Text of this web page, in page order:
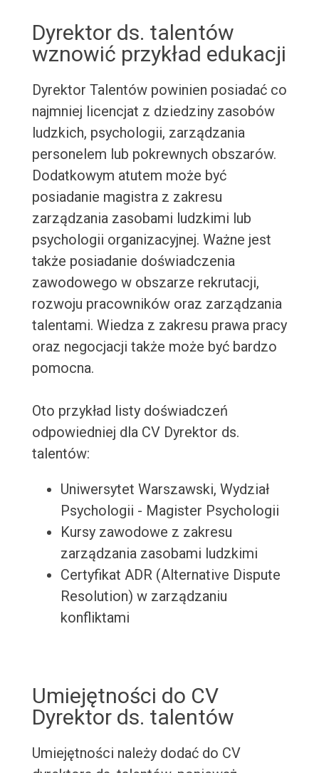
Dyrektor ds. talentów
wznowić przykład edukacji
Dyrektor Talentów powinien posiadać co
najmniej licencjat z dziedziny zasobów
ludzkich, psychologii, zarządzania
personelem lub pokrewnych obszarów.
Dodatkowym atutem może być
posiadanie magistra z zakresu
zarządzania zasobami ludzkimi lub
psychologii organizacyjnej. Ważne jest
także posiadanie doświadczenia
zawodowego w obszarze rekrutacji,
rozwoju pracowników oraz zarządzania
talentami. Wiedza z zakresu prawa pracy
oraz negocjacji także może być bardzo
pomocna.
Oto przykład listy doświadczeń
odpowiedniej dla CV Dyrektor ds.
talentów:
Uniwersytet Warszawski, Wydział
Psychologii - Magister Psychologii
Kursy zawodowe z zakresu
zarządzania zasobami ludzkimi
Certyfikat ADR (Alternative Dispute
Resolution) w zarządzaniu
konfliktami
Umiejętności do CV
Dyrektor ds. talentów
Umiejętności należy dodać do CV